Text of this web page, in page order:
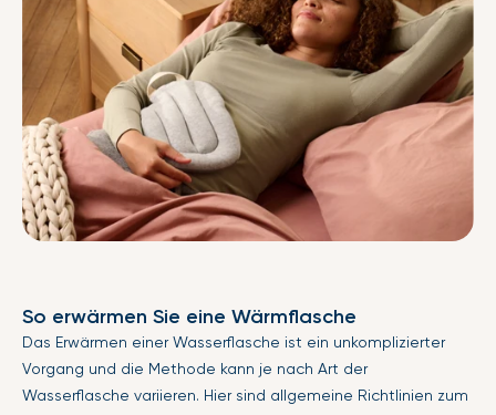
So erwärmen Sie eine Wärmflasche
Das Erwärmen einer Wasserflasche ist ein unkomplizierter
Vorgang und die Methode kann je nach Art der
Wasserflasche variieren. Hier sind allgemeine Richtlinien zum